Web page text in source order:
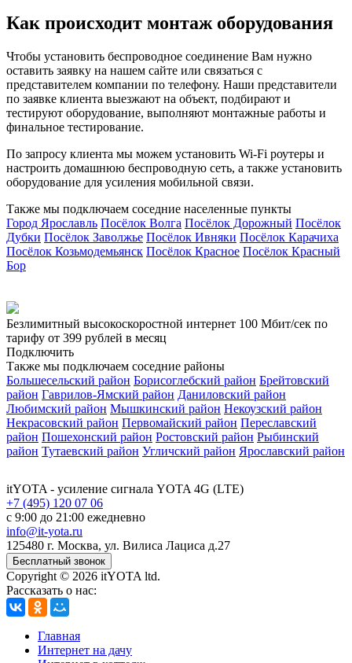
Как происходит монтаж оборудования
Чтобы установить беспроводное соединение Вам нужно
оставить заявку на нашем сайте или связаться с
представителем компании по телефону. Наши представители
по заявке клиента выезжают на объект, подбирают и
тестируют оборудование, выполняют монтажные работы и
финальное тестирование.
По запросу клиента мы можем установить Wi-Fi роутеры и
настроить домашнюю беспроводную сеть, а также установить
оборудование для усиления мобильной связи.
Также мы подключаем соседние населенные пункты
Город Ярославль Посёлок Волга Посёлок Дорожный Посёлок
Дубки Посёлок Заволжье Посёлок Ивняки Посёлок Карачиха
Посёлок Козьмодемьянск Посёлок Красное Посёлок Красный
Бор
Безлимитный высокоскоростной интернет 100 Мбит/сек по
тарифу от 399 рублей в месяц
Подключить
Также мы подключаем соседние районы
Большесельский район Борисоглебский район Брейтовский
район Гаврилов-Ямский район Даниловский район
Любимский район Мышкинский район Некоузский район
Некрасовский район Первомайский район Переславский
район Пошехонский район Ростовский район Рыбинский
район Тутаевский район Угличский район Ярославский район
itYOTA - усиление сигнала YOTA 4G (LTE)
+7 (495) 120 07 06
с 9:00 до 21:00 ежедневно
info@it-yota.ru
125480 г. Москва, ул. Вилиса Лациса д.27
Бесплатный звонок
Copyright © 2026 itYOTA ltd.
Рассказать о нас:
Главная
Интернет на дачу